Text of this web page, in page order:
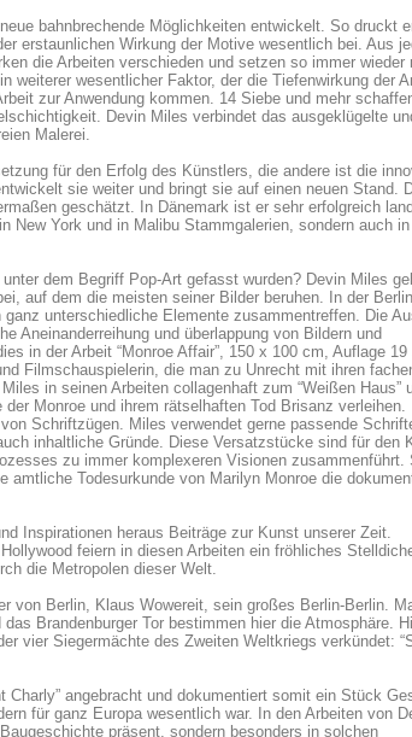
bahnbrechende Möglichkeiten entwickelt. So druckt
erstaunlichen Wirkung der Motive wesentlich bei. Aus
die Arbeiten verschieden und setzen so immer wieder
weiterer wesentlicher Faktor, der die Tiefenwirkung der
zur Anwendung kommen. 14 Siebe und mehr
Devin Miles verbindet das ausgeklügelte
Malerei.
für den Erfolg des Künstlers, die andere ist die
sie weiter und bringt sie auf einen neuen Stand.
geschätzt. In Dänemark ist er sehr erfolgreich
New York und in Malibu Stammgalerien, sondern auch in
dem Begriff Pop-Art gefasst wurden? Devin Miles
auf dem die meisten seiner Bilder beruhen. In der
unterschiedliche Elemente zusammentreffen. Die
Aneinanderreihung und überlappung von Bildern und
in der Arbeit “Monroe Affair”, 150 x 100 cm, Auflage
Filmschauspielerin, die man zu Unrecht mit ihren
in seinen Arbeiten collagenhaft zum “Weißen Haus”
Monroe und ihrem rätselhaften Tod Brisanz verleihen.
Schriftzügen. Miles verwendet gerne passende
inhaltliche Gründe. Diese Versatzstücke sind für den
zu immer komplexeren Visionen zusammenführt.
amtliche Todesurkunde von Marilyn Monroe die
Inspirationen heraus Beiträge zur Kunst unserer Zeit.
feiern in diesen Arbeiten ein fröhliches
die Metropolen dieser Welt.
von Berlin, Klaus Wowereit, sein großes Berlin-Berlin.
Brandenburger Tor bestimmen hier die Atmosphäre.
vier Siegermächte des Zweiten Weltkriegs verkündet:
angebracht und dokumentiert somit ein Stück
für ganz Europa wesentlich war. In den Arbeiten von
präsent, sondern besonders in solchen